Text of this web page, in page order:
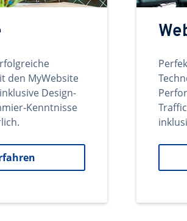
den MyWebsite
Design-
Kenntnisse